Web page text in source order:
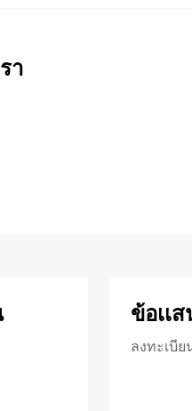
า
ข้อเเ
ลงทะเบี